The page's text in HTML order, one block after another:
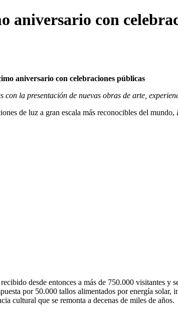
aniversario con
aniversario con celebraciones públicas
la presentación de nuevas obras de arte,
de luz a gran escala más reconocibles del mundo,
desde entonces a más de 750.000 visitantes y
por 50.000 tallos alimentados por energía
cultural que se remonta a decenas de miles de años.